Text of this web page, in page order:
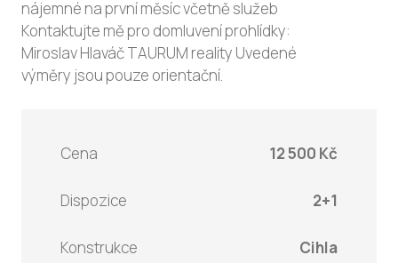
nájemné na první měsíc včetně služeb
Kontaktujte mě pro domluvení prohlídky:
Miroslav Hlaváč TAURUM reality Uvedené
výměry jsou pouze orientační.
Cena 12 500 Kč
Dispozice 2+1
Konstrukce Cihla